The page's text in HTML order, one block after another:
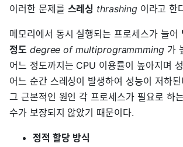
이러한 문제를 스레싱 thrashing이라고 한
메모리에서 동시 실행되는 프로세스가 늘어
정도 degree of multiprogrammming 가
어느 정도까지는 CPU 이용률이 높아지며
어느 순간 스레싱이 발생하여 성능이 저하된
그 근본적인 원인 각 프로세스가 필요로 하
수가 보장되지 않았기 때문이다.
정적 할당 방식